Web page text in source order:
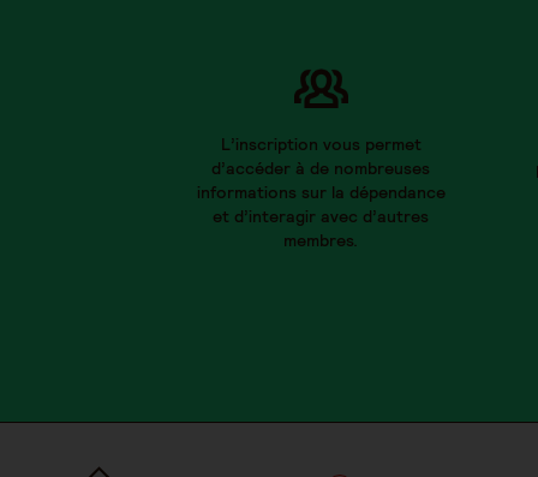
L’inscription vous permet
d’accéder à de nombreuses
informations sur la dépendance
et d’interagir avec d’autres
membres.